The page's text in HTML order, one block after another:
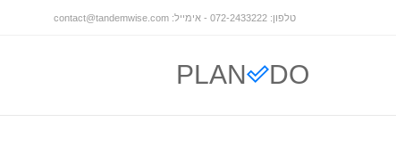
טלפון: 072-2433222 - אימייל: contact@tandemwise.com
PLAN DO